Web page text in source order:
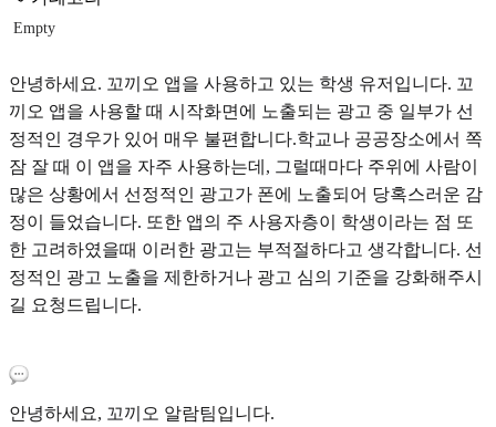
Empty
안녕하세요. 꼬끼오 앱을 사용하고 있는 학생 유저입니다. 꼬
끼오 앱을 사용할 때 시작화면에 노출되는 광고 중 일부가 선
정적인 경우가 있어 매우 불편합니다.학교나 공공장소에서 쪽
잠 잘 때 이 앱을 자주 사용하는데, 그럴때마다 주위에 사람이
많은 상황에서 선정적인 광고가 폰에 노출되어 당혹스러운 감
정이 들었습니다. 또한 앱의 주 사용자층이 학생이라는 점 또
한 고려하였을때 이러한 광고는 부적절하다고 생각합니다. 선
정적인 광고 노출을 제한하거나 광고 심의 기준을 강화해주시
길 요청드립니다.
안녕하세요, 꼬끼오 알람팀입니다.